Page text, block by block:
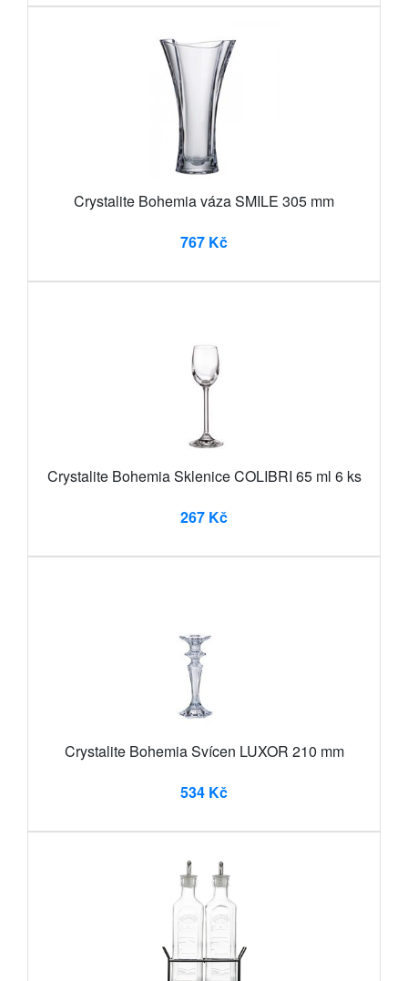
Crystalite Bohemia váza SMILE 305 mm
767 Kč
Crystalite Bohemia Sklenice COLIBRI 65 ml 6 ks
267 Kč
Crystalite Bohemia Svícen LUXOR 210 mm
534 Kč